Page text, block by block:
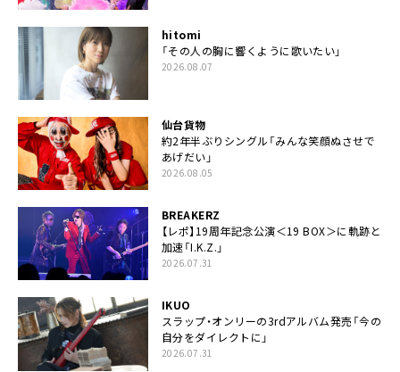
hitomi
「その人の胸に響くように歌いたい」
2026.08.07
仙台貨物
約2年半ぶりシングル「みんな笑顔ぬさせで
あげだい」
2026.08.05
BREAKERZ
【レポ】19周年記念公演＜19 BOX＞に軌跡と
加速「I.K.Z.」
2026.07.31
IKUO
スラップ・オンリーの3rdアルバム発売「今の
自分をダイレクトに」
2026.07.31